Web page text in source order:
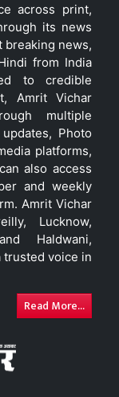
across print,
its news
breaking news,
from India
to credible
Amrit Vichar
multiple
Photo
platforms,
also access
and weekly
Amrit Vichar
Lucknow,
Haldwani,
trusted voice in
Read More...